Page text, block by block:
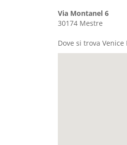
Via Montanel 6
30174 Mestre
Dove si trova